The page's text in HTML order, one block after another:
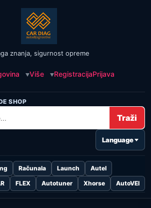
znanja, sigurnost opreme
Više RegistracijaPrijava
SHOP
Traži
Language
Računala Launch
Autel
FLEX Autotuner Xhorse AutoVEI